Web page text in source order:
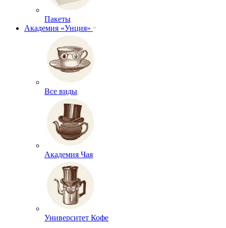
Пакеты
Академия «Унция»
Все виды
Академия Чая
Университет Кофе